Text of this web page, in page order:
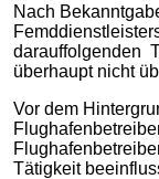
Nach
darauffolgenden
überhaupt nicht
Vor dem
Tätigkeit